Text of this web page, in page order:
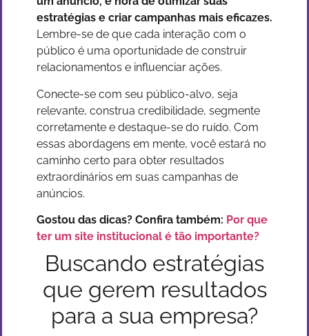
estratégias e criar campanhas mais eficazes.
Lembre-se de que cada interação com o
público é uma oportunidade de construir
relacionamentos e influenciar ações.
Conecte-se com seu público-alvo, seja
relevante, construa credibilidade, segmente
corretamente e destaque-se do ruído. Com
essas abordagens em mente, você estará no
caminho certo para obter resultados
extraordinários em suas campanhas de
anúncios.
Gostou das dicas? Confira também: Por que
ter um site institucional é tão importante?
Buscando estratégias
que gerem resultados
para a sua empresa?